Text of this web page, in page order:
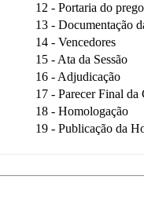
12 - Portaria do
13 - Documentação
14 - Vencedores
15 - Ata da Sessão
16 - Adjudicação
17 - Parecer Final da
18 - Homologação
19 - Publicação da